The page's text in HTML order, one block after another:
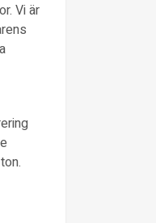
Vi är